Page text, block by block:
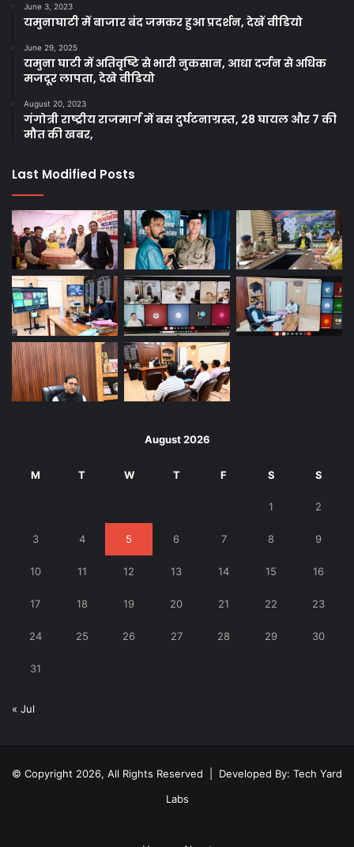
June 3, 2023
यमुनाघाटी में बाजार बंद जमकर हुआ प्रदर्शन, देखें वीडियो
June 29, 2025
यमुना घाटी में अतिवृष्टि से भारी नुकसान, आधा दर्जन से अधिक
मजदूर लापता, देखे वीडियो
August 20, 2023
गंगोत्री राष्ट्रीय राजमार्ग में बस दुर्घटनाग्रस्त, 28 घायल और 7 की
मौत की खबर,
Last Modified Posts
August 2026
M T W T F S S
1 2
3 4 5 6 7 8 9
10 11 12 13 14 15 16
17 18 19 20 21 22 23
24 25 26 27 28 29 30
31
« Jul
© Copyright 2026, All Rights Reserved | Developed By: Tech Yard
Labs